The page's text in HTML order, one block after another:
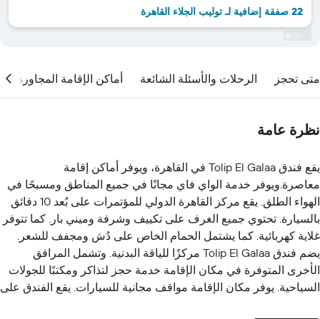
22 صفقة إضافية لـ توليب الجلاء القاهرة
متى تحجز الرحلات والأسئلة الشائعة أماكن الإقامة المجاورة
نظرة عامة
يقع فندق Tolip El Galaa في القاهرة، ويوفر أماكن إقامة
معاصرة.ويوفر خدمة الواي فاي مجانًا في جميع المناطق ومسبحًا في
الهواء الطلق. يقع مركز القاهرة الدولي للمؤتمرات على بُعد 10 دقائق
بالسيارة. تحتوي جميع الغرف على تكييف وشرفة وميني بار. كما تتوفر
غلاية كهربائية. كما يشتمل الحمام الخاص على دُش ومجفف للشعر.
يضم فندق Tolip El Galaa مركزًا للياقة البدنية. وتشمل المرافق
الأخرى المتوفرة في مكان الإقامة خدمة حجز لتذاكر ومكتبًا للجولات
السياحية. يوفر مكان الإقامة مواقف مجانية للسيارات. يقع الفندق على